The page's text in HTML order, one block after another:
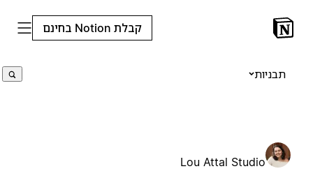
קבלת Notion בחינם
תבניות
Lou Attal Studio